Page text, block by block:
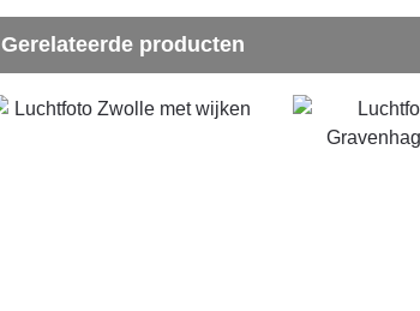
Gerelateerde producten